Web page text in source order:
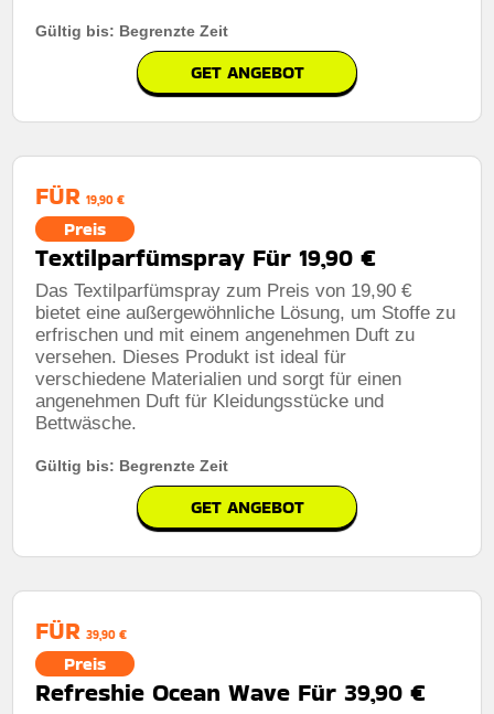
Gültig bis: Begrenzte Zeit
GET ANGEBOT
FÜR 19,90 €
Preis
Textilparfümspray Für 19,90 €
Das Textilparfümspray zum Preis von 19,90 €
bietet eine außergewöhnliche Lösung, um Stoffe zu
erfrischen und mit einem angenehmen Duft zu
versehen. Dieses Produkt ist ideal für
verschiedene Materialien und sorgt für einen
angenehmen Duft für Kleidungsstücke und
Bettwäsche.
Gültig bis: Begrenzte Zeit
GET ANGEBOT
FÜR 39,90 €
Preis
Refreshie Ocean Wave Für 39,90 €